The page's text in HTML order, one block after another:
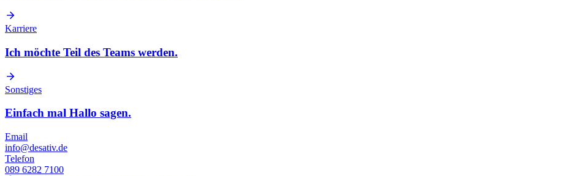
Karriere
Ich möchte Teil des Teams werden.
Sonstiges
Einfach mal Hallo sagen.
Email
info@desativ.de
Telefon
089 6282 7100